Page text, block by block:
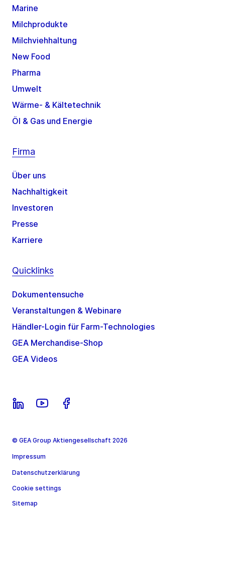
Marine
Milchprodukte
Milchviehhaltung
New Food
Pharma
Umwelt
Wärme- & Kältetechnik
Öl & Gas und Energie
Firma
Über uns
Nachhaltigkeit
Investoren
Presse
Karriere
Quicklinks
Dokumentensuche
Veranstaltungen & Webinare
Händler-Login für Farm-Technologies
GEA Merchandise-Shop
GEA Videos
© GEA Group Aktiengesellschaft 2026
Impressum
Datenschutzerklärung
Cookie settings
Sitemap